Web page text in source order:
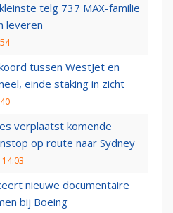
telg 737 MAX-familie
leveren
tussen WestJet en
einde staking in zicht
verplaatst komende
op route naar Sydney
nieuwe documentaire
bij Boeing